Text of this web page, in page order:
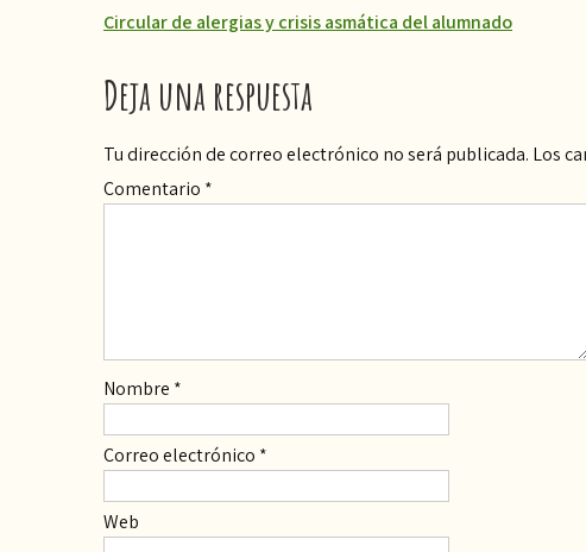
Navegación
de
entradas
Circular de alergias y crisis asmática del alumnado
Deja una respuesta
Tu dirección de correo electrónico no será publicada. Los
Comentario *
Nombre *
Correo electrónico *
Web